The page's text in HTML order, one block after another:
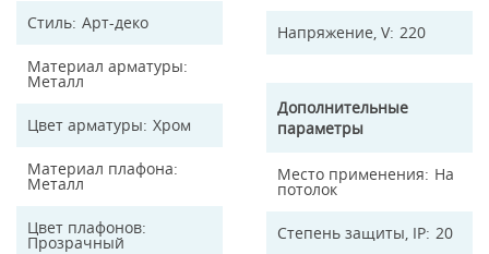
Стиль Арт-деко
Материал арматуры
Металл
Цвет арматуры Хром
Материал плафона
Металл
Цвет плафонов
Прозрачный
Напряжение, V 220
Дополнительные
параметры
Место применения На
потолок
Степень защиты, IP 20